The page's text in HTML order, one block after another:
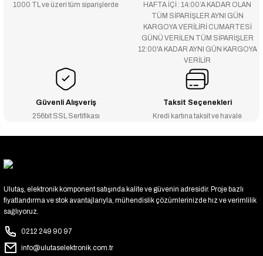
1000 TL ve üzeri tüm siparişlerde
HAFTA İÇİ : 14:00’A KADAR OLAN
TÜM SİPARİŞLER AYNI GÜN
KARGOYA VERİLİRİ CUMARTESİ
GÜNÜ VERİLEN TÜM SİPARİŞLER
12:00'A KADAR AYNI GÜN KARGOYA
VERİLİR
Güvenli Alışveriş
256bit SSL Sertifikası
Taksit Seçenekleri
Kredi kartına taksit ve havale
Ulutaş, elektronik komponent satışında kalite ve güvenin adresidir. Proje bazlı
fiyatlandırma ve stok avantajlarıyla, mühendislik çözümlerinizde hız ve verimlilik
sağlıyoruz.
0212 249 90 97
info@ulutaselektronik.com.tr